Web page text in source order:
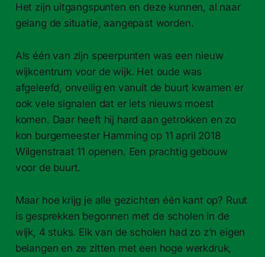
Het zijn uitgangspunten en deze kunnen, al naar
gelang de situatie, aangepast worden.
Als één van zijn speerpunten was een nieuw
wijkcentrum voor de wijk. Het oude was
afgeleefd, onveilig en vanuit de buurt kwamen er
ook vele signalen dat er iets nieuws moest
komen. Daar heeft hij hard aan getrokken en zo
kon burgemeester Hamming op 11 april 2018
Wilgenstraat 11 openen. Een prachtig gebouw
voor de buurt.
Maar hoe krijg je alle gezichten één kant op? Ruut
is gesprekken begonnen met de scholen in de
wijk, 4 stuks. Elk van de scholen had zo z’n eigen
belangen en ze zitten met een hoge werkdruk,